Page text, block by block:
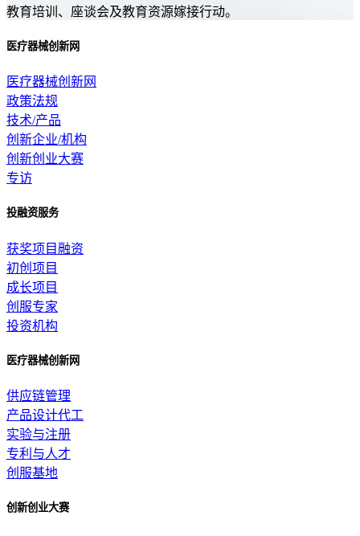
教育培训、座谈会及教育资源嫁接行动。
医疗器械创新网
医疗器械创新网
政策法规
技术/产品
创新企业/机构
创新创业大赛
专访
投融资服务
获奖项目融资
初创项目
成长项目
创服专家
投资机构
医疗器械创新网
供应链管理
产品设计代工
实验与注册
专利与人才
创服基地
创新创业大赛